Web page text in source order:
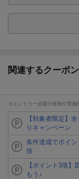
関連するクーポ
※エントリー必要の有無や実施
【対象者限定】
りキャンペーン
条件達成でポイ
倍
【ポイント3倍
もう♪